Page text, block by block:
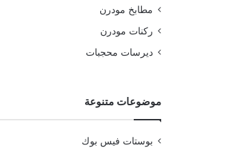
مطابخ مودرن
ركنات مودرن
ديرسات محجبات
موضوعات متنوعة
بوستات فيس بوك